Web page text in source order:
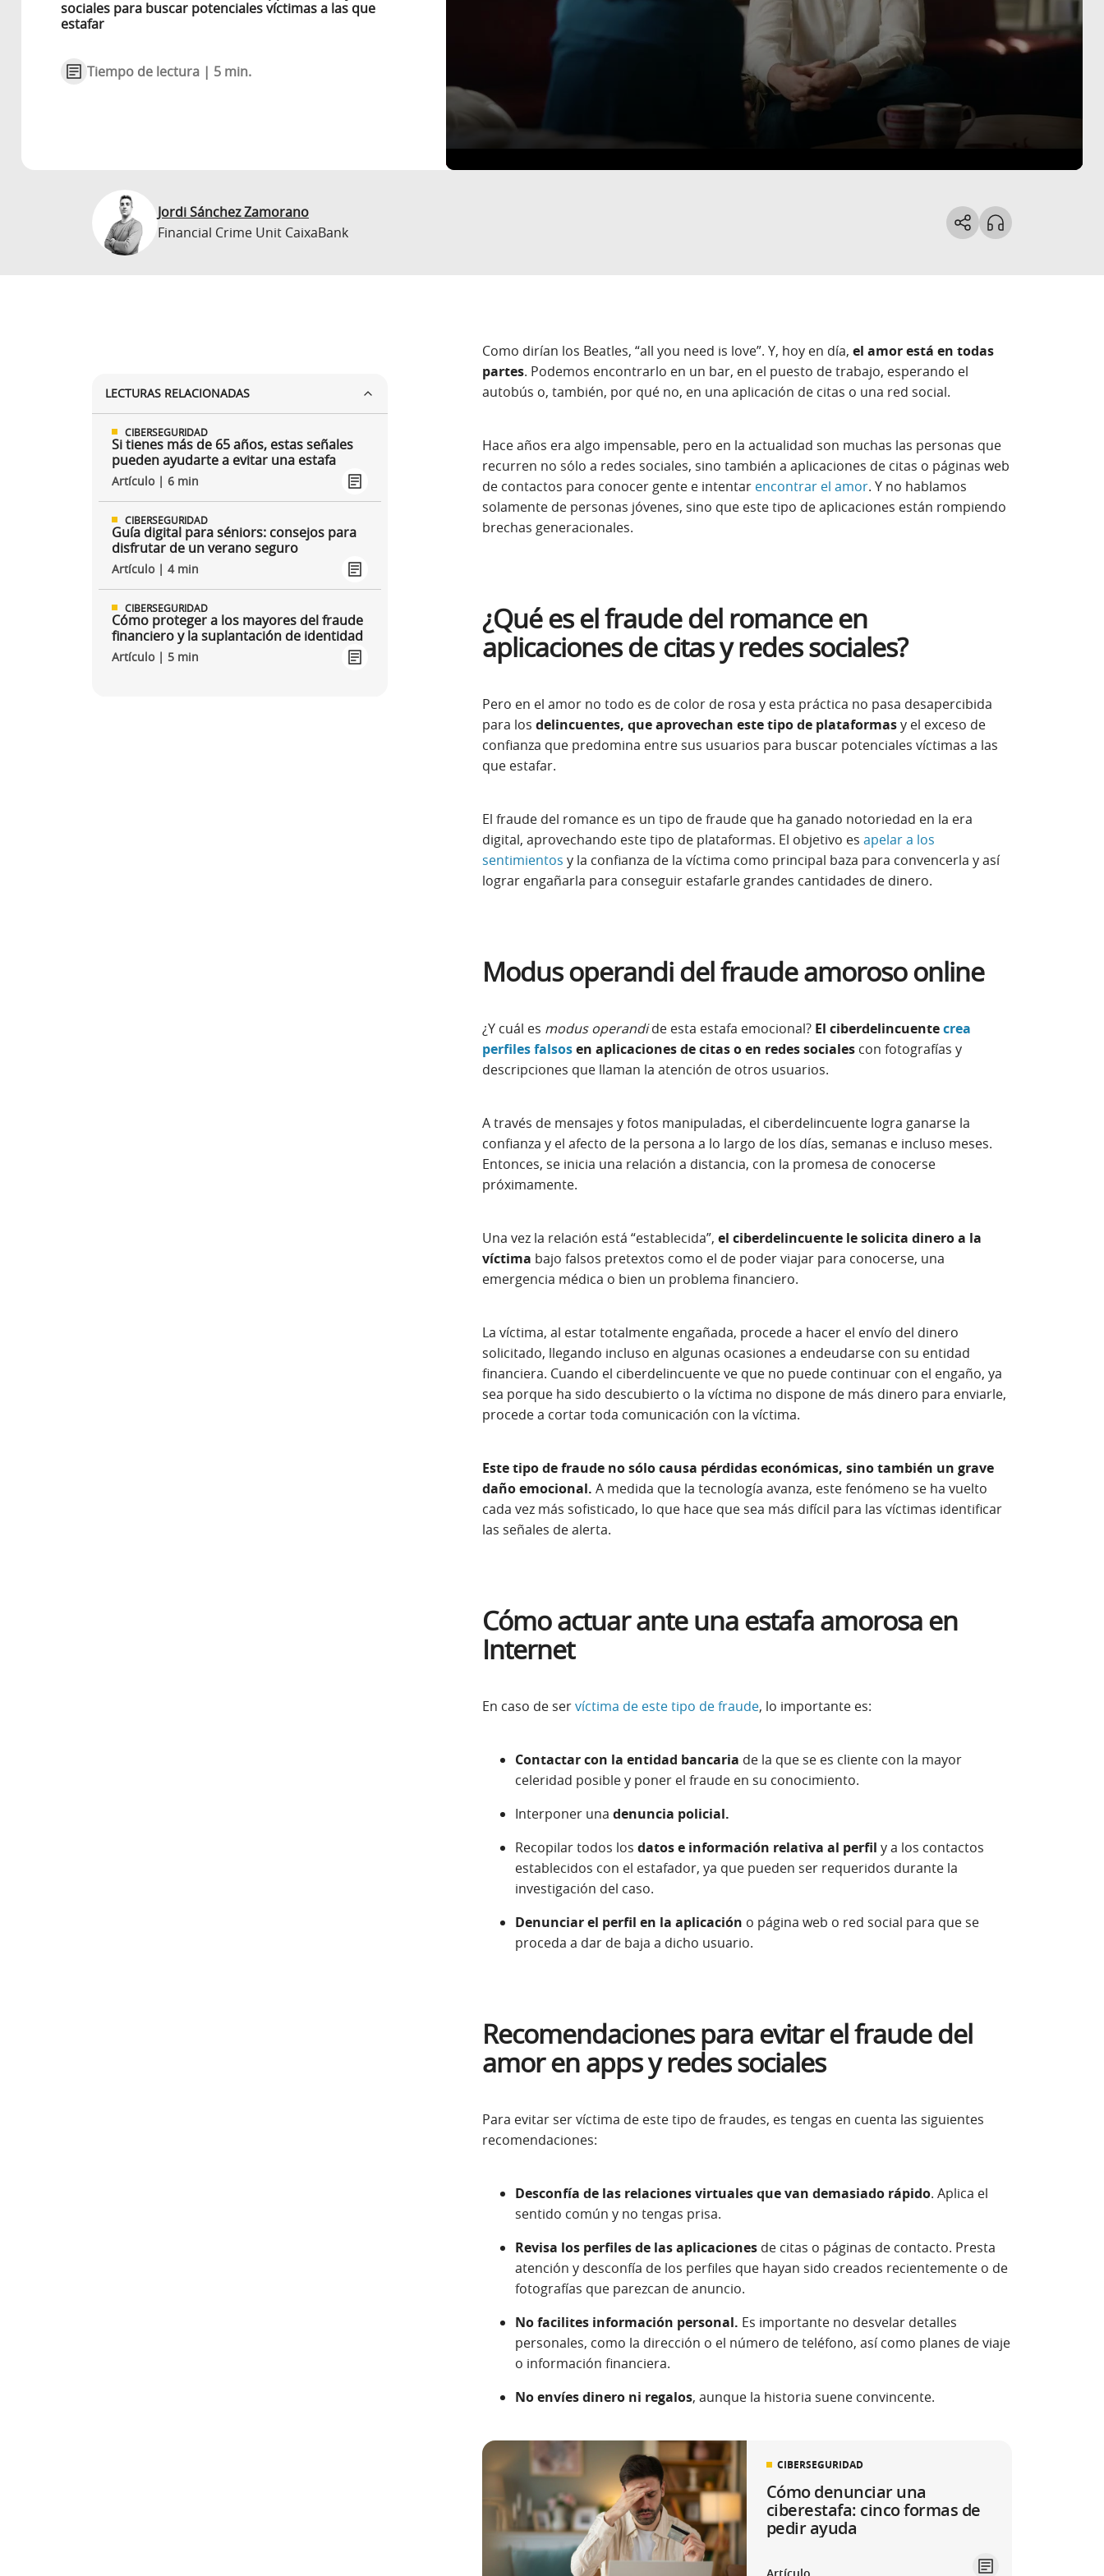
sociales para buscar potenciales víctimas a las que
estafar
Tiempo de lectura | 5 min.
Jordi Sánchez Zamorano
Financial Crime Unit CaixaBank
LECTURAS RELACIONADAS
CIBERSEGURIDAD
Si tienes más de 65 años, estas señales
pueden ayudarte a evitar una estafa
Artículo | 6 min
CIBERSEGURIDAD
Guía digital para séniors: consejos para
disfrutar de un verano seguro
Artículo | 4 min
CIBERSEGURIDAD
Cómo proteger a los mayores del fraude
financiero y la suplantación de identidad
Artículo | 5 min
Como dirían los Beatles, “all you need is love”. Y, hoy en día, el amor está en todas
partes. Podemos encontrarlo en un bar, en el puesto de trabajo, esperando el
autobús o, también, por qué no, en una aplicación de citas o una red social.
Hace años era algo impensable, pero en la actualidad son muchas las personas que
recurren no sólo a redes sociales, sino también a aplicaciones de citas o páginas web
de contactos para conocer gente e intentar encontrar el amor. Y no hablamos
solamente de personas jóvenes, sino que este tipo de aplicaciones están rompiendo
brechas generacionales.
¿Qué es el fraude del romance en
aplicaciones de citas y redes sociales?
Pero en el amor no todo es de color de rosa y esta práctica no pasa desapercibida
para los delincuentes, que aprovechan este tipo de plataformasy el exceso de
confianza que predomina entre sus usuarios para buscar potenciales víctimas a las
que estafar.
El fraude del romance es un tipo de fraude que ha ganado notoriedad en la era
digital, aprovechando este tipo de plataformas. El objetivo es apelar a los
sentimientos y la confianza de la víctima como principal baza para convencerla y así
lograr engañarla para conseguir estafarle grandes cantidades de dinero.
Modus operandi del fraude amoroso online
¿Y cuál es modus operandide esta estafa emocional? El ciberdelincuentecrea
perfiles falsosen aplicaciones de citas o en redes socialescon fotografías y
descripciones que llaman la atención de otros usuarios.
A través de mensajes y fotos manipuladas, el ciberdelincuente logra ganarse la
confianza y el afecto de la persona a lo largo de los días, semanas e incluso meses.
Entonces, se inicia una relación a distancia, con la promesa de conocerse
próximamente.
Una vez la relación está “establecida”, el ciberdelincuente le solicita dinero a la
víctima bajo falsos pretextos como el de poder viajar para conocerse, una
emergencia médica o bien un problema financiero.
La víctima, al estar totalmente engañada, procede a hacer el envío del dinero
solicitado, llegando incluso en algunas ocasiones a endeudarse con su entidad
financiera. Cuando el ciberdelincuente ve que no puede continuar con el engaño, ya
sea porque ha sido descubierto o la víctima no dispone de más dinero para enviarle,
procede a cortar toda comunicación con la víctima.
Este tipo de fraude no sólo causa pérdidas económicas, sino también un grave
daño emocional. A medida que la tecnología avanza, este fenómeno se ha vuelto
cada vez más sofisticado, lo que hace que sea más difícil para las víctimas identificar
las señales de alerta.
Cómo actuar ante una estafa amorosa en
Internet
En caso de servíctima de este tipo de fraude, lo importante es:
Contactar con la entidad bancaria de la que se es cliente con la mayor
celeridad posible y poner el fraude en su conocimiento.
Interponer una denuncia policial.
Recopilar todos los datos e información relativa al perfil y a los contactos
establecidos con el estafador, ya que pueden ser requeridos durante la
investigación del caso.
Denunciar el perfil en la aplicación o página web o red social para que se
proceda a dar de baja a dicho usuario.
Recomendaciones para evitar el fraude del
amor en apps y redes sociales
Para evitar ser víctima de este tipo de fraudes, es tengas en cuenta las siguientes
recomendaciones:
Desconfía de las relaciones virtuales que van demasiado rápido. Aplica el
sentido común y no tengas prisa.
Revisa los perfiles de las aplicacionesde citas o páginas de contacto. Presta
atención y desconfía de los perfiles que hayan sido creados recientemente o de
fotografías que parezcan de anuncio.
No facilites información personal. Es importante no desvelar detalles
personales, como la dirección o el número de teléfono, así como planes de viaje
o información financiera.
No envíes dinero ni regalos, aunque la historia suene convincente.
CIBERSEGURIDAD
Cómo denunciar una
ciberestafa: cinco formas de
pedir ayuda